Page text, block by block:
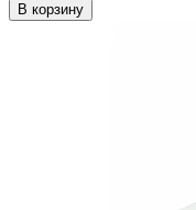
В корзину